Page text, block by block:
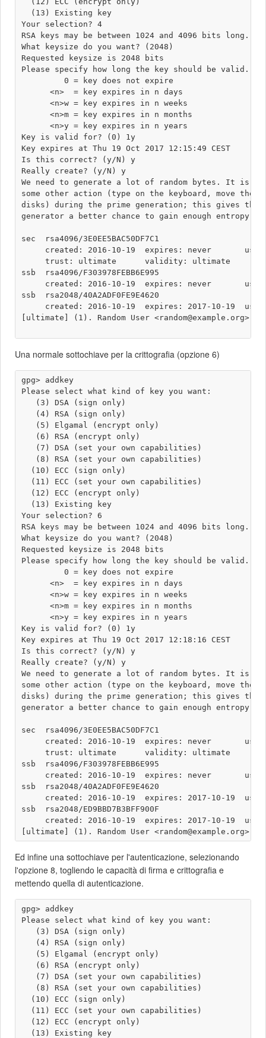
  (13) Existing key
Your selection? 4
RSA keys may be between 1024 and 4096 bits long.
What keysize do you want? (2048)
Requested keysize is 2048 bits
Please specify how long the key should be valid.
         0 = key does not expire
      <n>  = key expires in n days
      <n>w = key expires in n weeks
      <n>m = key expires in n months
      <n>y = key expires in n years
Key is valid for? (0) 1y
Key expires at Thu 19 Oct 2017 12:15:49 CEST
Is this correct? (y/N) y
Really create? (y/N) y
We need to generate a lot of random bytes. It is a
some other action (type on the keyboard, move the
disks) during the prime generation; this gives the
generator a better chance to gain enough entropy.
sec  rsa4096/3E0EE5BAC50DF7C1
created: 2016-10-19  expires: never
     trust: ultimate      validity: ultimate
ssb  rsa4096/F303978FEBB6E995
created: 2016-10-19  expires: never
ssb  rsa2048/40A2ADF0FE9E4620
created: 2016-10-19  expires: 2017-10-19
[ultimate] (1). Random User <random@example.org>
Una normale sottochiave per la crittografia (opzione 6)
gpg> addkey
Please select what kind of key you want:
   (3) DSA (sign only)
   (4) RSA (sign only)
   (5) Elgamal (encrypt only)
   (6) RSA (encrypt only)
   (7) DSA (set your own capabilities)
   (8) RSA (set your own capabilities)
  (10) ECC (sign only)
  (11) ECC (set your own capabilities)
  (12) ECC (encrypt only)
  (13) Existing key
Your selection? 6
RSA keys may be between 1024 and 4096 bits long.
What keysize do you want? (2048)
Requested keysize is 2048 bits
Please specify how long the key should be valid.
         0 = key does not expire
      <n>  = key expires in n days
      <n>w = key expires in n weeks
      <n>m = key expires in n months
      <n>y = key expires in n years
Key is valid for? (0) 1y
Key expires at Thu 19 Oct 2017 12:18:16 CEST
Is this correct? (y/N) y
Really create? (y/N) y
We need to generate a lot of random bytes. It is a
some other action (type on the keyboard, move the
disks) during the prime generation; this gives the
generator a better chance to gain enough entropy.
sec  rsa4096/3E0EE5BAC50DF7C1
created: 2016-10-19  expires: never
     trust: ultimate      validity: ultimate
ssb  rsa4096/F303978FEBB6E995
created: 2016-10-19  expires: never
ssb  rsa2048/40A2ADF0FE9E4620
created: 2016-10-19  expires: 2017-10-19
ssb  rsa2048/ED9BBD7B3BFF900F
created: 2016-10-19  expires: 2017-10-19
Ed infine una sottochiave per l'autenticazione, selezionando
l'opzione 8, togliendo le capacità di firma e crittografia e
mettendo quella di autenticazione.
gpg> addkey
Please select what kind of key you want:
   (3) DSA (sign only)
   (4) RSA (sign only)
   (5) Elgamal (encrypt only)
   (6) RSA (encrypt only)
   (7) DSA (set your own capabilities)
   (8) RSA (set your own capabilities)
  (10) ECC (sign only)
  (11) ECC (set your own capabilities)
  (12) ECC (encrypt only)
  (13) Existing key